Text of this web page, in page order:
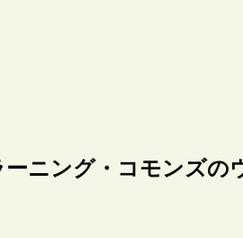
ーニング・コモンズの